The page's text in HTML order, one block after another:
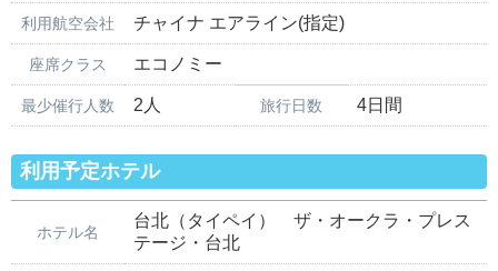
利用航空会社 チャイナ エアライン(指定)
座席クラス エコノミー
最少催行人数 2人 旅行日数 4日間
利用予定ホテル
ホテル名
台北（タイペイ） ザ・オークラ・プレス
テージ・台北